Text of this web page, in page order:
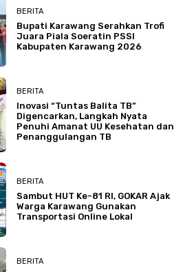
BERITA
Bupati Karawang Serahkan Trofi
Juara Piala Soeratin PSSI
Kabupaten Karawang 2026
BERITA
Inovasi “Tuntas Balita TB”
Digencarkan, Langkah Nyata
Penuhi Amanat UU Kesehatan dan
Penanggulangan TB
BERITA
Sambut HUT Ke-81 RI, GOKAR Ajak
Warga Karawang Gunakan
Transportasi Online Lokal
BERITA